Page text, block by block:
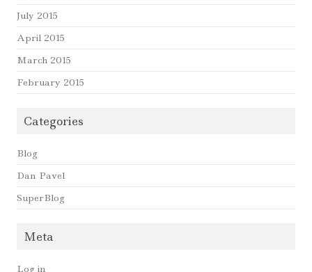
July 2015
April 2015
March 2015
February 2015
Categories
Blog
Dan Pavel
SuperBlog
Meta
Log in